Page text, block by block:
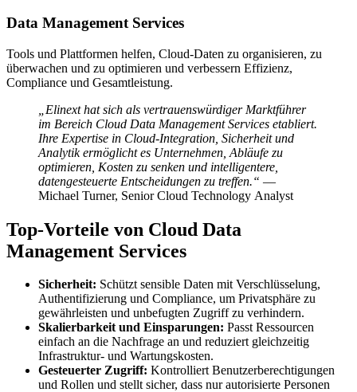
Data Management Services
Tools und Plattformen helfen, Cloud-Daten zu organisieren, zu
überwachen und zu optimieren und verbessern Effizienz,
Compliance und Gesamtleistung.
„Elinext hat sich als vertrauenswürdiger Marktführer
im Bereich Cloud Data Management Services etabliert.
Ihre Expertise in Cloud-Integration, Sicherheit und
Analytik ermöglicht es Unternehmen, Abläufe zu
optimieren, Kosten zu senken und intelligentere,
datengesteuerte Entscheidungen zu treffen.“ ―
Michael Turner, Senior Cloud Technology Analyst
Top-Vorteile von Cloud Data
Management Services
Sicherheit: Schützt sensible Daten mit Verschlüsselung,
Authentifizierung und Compliance, um Privatsphäre zu
gewährleisten und unbefugten Zugriff zu verhindern.
Skalierbarkeit und Einsparungen: Passt Ressourcen
einfach an die Nachfrage an und reduziert gleichzeitig
Infrastruktur- und Wartungskosten.
Gesteuerter Zugriff: Kontrolliert Benutzerberechtigungen
und Rollen und stellt sicher, dass nur autorisierte Personen